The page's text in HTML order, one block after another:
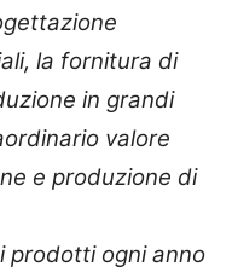
la fornitura di
in grandi
valore
e produzione di
prodotti ogni anno